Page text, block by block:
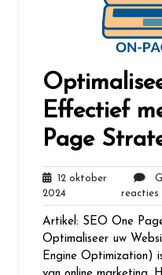
Effectief
Page
12 oktober
202412
oktober
2024
reacties
Artikel: SEO One
Optimaliseer uw
Engine Optimization)